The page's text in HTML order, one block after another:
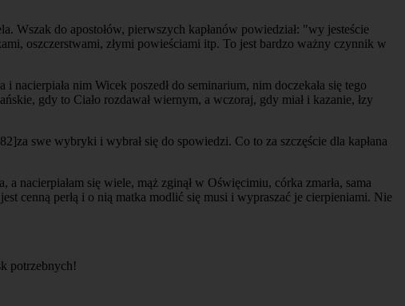
Wszak do apostołów, pierwszych kapłanów powiedział: "wy jesteście
oszczerstwami, złymi powieściami itp. To jest bardzo ważny czynnik w
nim Wicek poszedł do seminarium, nim doczekała się tego
gdy to Ciało rozdawał wiernym, a wczoraj, gdy miał i kazanie, łzy
za swe wybryki i wybrał się do spowiedzi. Co to za szczęście dla kapłana
nacierpiałam się wiele, mąż zginął w Oświęcimiu, córka zmarła, sama
cenną perłą i o nią matka modlić się musi i wypraszać je cierpieniami. Nie
potrzebnych!